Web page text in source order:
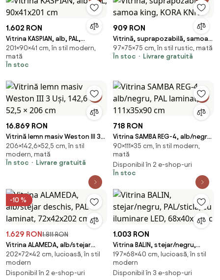
1.602 RON
Vitrina KASPIAN, alb, PAL,
90x41x201 cm
201×90×41 cm, în stil modern,
mată
În stoc
909 RON
Vitrină, suprapozabilă, samoa
king, KORA KNN1
97×75×75 cm, în stil rustic, mată
În stoc
Livrare gratuită
16.869 RON
Vitrină lemn masiv Weston III 3
Uși, 142,6 × 52,5 × 206 cm
206×142,6×52,5 cm, în stil
modern, mată
În stoc
Livrare gratuită
718 RON
Vitrina SAMBA REG-4, alb/negru,
PAL laminat, 111x35x90 cm
90×111×35 cm, în stil modern,
mată
Disponibil în 2 e-shop-uri
În stoc
-10 %
1.629 RON1.811 RON
Vitrina ALAMEDA, alb/stejar
deschis, PAL laminat,
72x42x202 cm
202×72×42 cm, lucioasă, în stil
modern
Disponibil în 2 e-shop-uri
1.003 RON
Vitrina BALIN, stejar/negru,
PAL/sticla, cu iluminare LED,
68x40x197 c
197×68×40 cm, lucioasă, în stil
modern
Disponibil în 3 e-shop-uri